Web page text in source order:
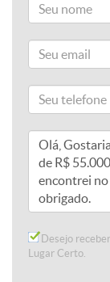
Desejo
Lugar Certo.